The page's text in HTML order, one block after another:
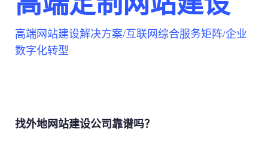
高端网站建设解决方案/互联网综合服务矩阵/企业
数字化转型
找外地网站建设公司靠谱吗？